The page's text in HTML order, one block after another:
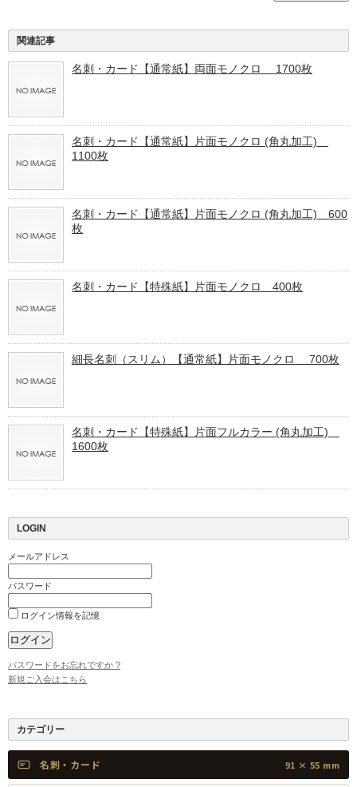
関連記事
名刺・カード【通常紙】両面モノクロ 1700枚
名刺・カード【通常紙】片面モノクロ (角丸加工)
1100枚
名刺・カード【通常紙】片面モノクロ (角丸加工) 600
枚
名刺・カード【特殊紙】片面モノクロ 400枚
細長名刺（スリム）【通常紙】片面モノクロ 700枚
名刺・カード【特殊紙】片面フルカラー (角丸加工)
1600枚
LOGIN
メールアドレス
パスワード
ログイン情報を記憶
パスワードをお忘れですか ?
新規ご入会はこちら
カテゴリー
名刺・カード 91 × 55 mm